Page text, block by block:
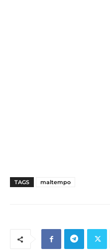
TAGS maltempo